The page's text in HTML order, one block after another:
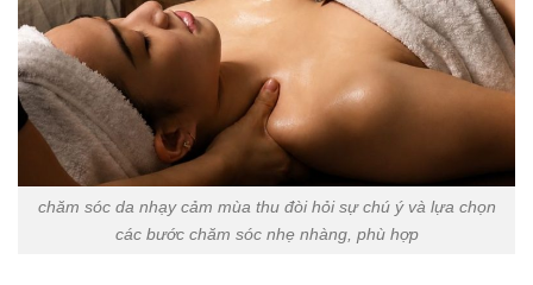
chăm sóc da nhạy cảm mùa thu đòi hỏi sự chú ý và lựa chọn
các bước chăm sóc nhẹ nhàng, phù hợp